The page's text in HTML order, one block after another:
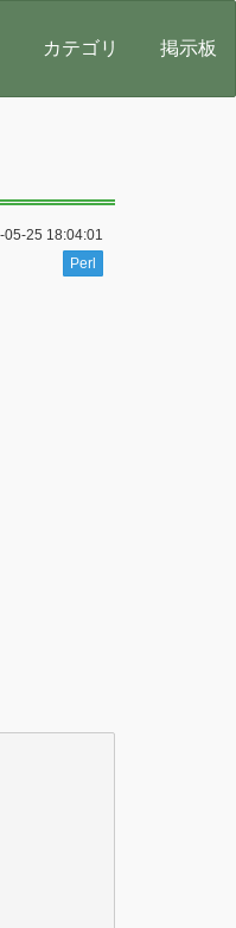
カテゴリ 掲示板
05-25 18:04:01
Perl